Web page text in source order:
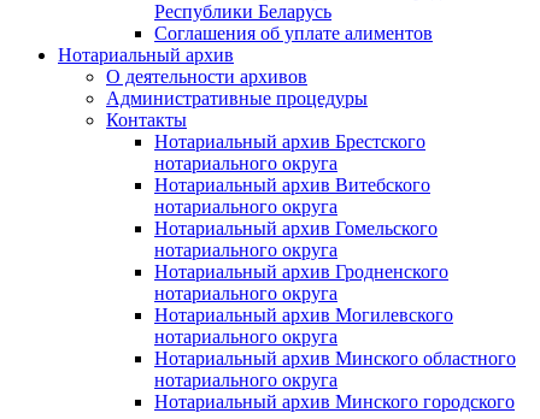
Республики Беларусь
Соглашения об уплате алиментов
Нотариальный архив
О деятельности архивов
Административные процедуры
Контакты
Нотариальный архив Брестского
нотариального округа
Нотариальный архив Витебского
нотариального округа
Нотариальный архив Гомельского
нотариального округа
Нотариальный архив Гродненского
нотариального округа
Нотариальный архив Могилевского
нотариального округа
Нотариальный архив Минского областного
нотариального округа
Нотариальный архив Минского городского